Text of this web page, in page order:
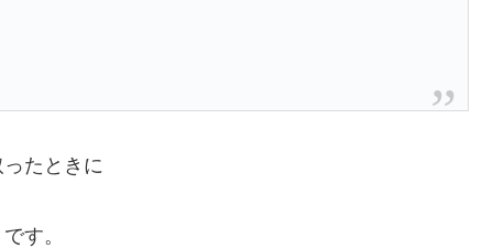
たときに
す。